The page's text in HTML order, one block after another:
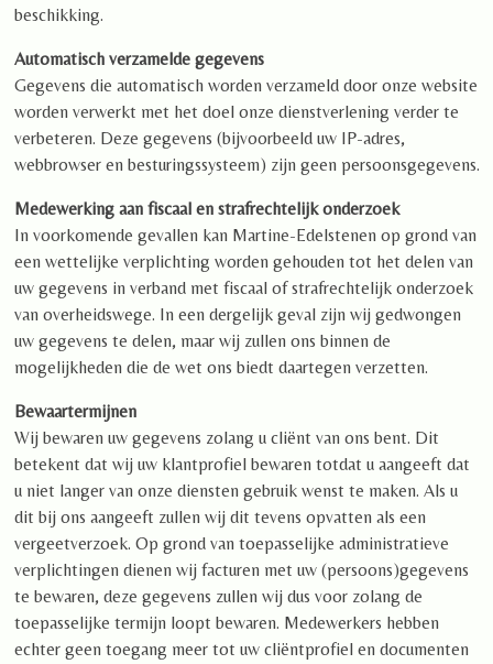
beschikking.
Automatisch verzamelde gegevens
Gegevens die automatisch worden verzameld door onze website
worden verwerkt met het doel onze dienstverlening verder te
verbeteren. Deze gegevens (bijvoorbeeld uw IP-adres,
webbrowser en besturingssysteem) zijn geen persoonsgegevens.
Medewerking aan fiscaal en strafrechtelijk onderzoek
In voorkomende gevallen kan Martine-Edelstenen op grond van
een wettelijke verplichting worden gehouden tot het delen van
uw gegevens in verband met fiscaal of strafrechtelijk onderzoek
van overheidswege. In een dergelijk geval zijn wij gedwongen
uw gegevens te delen, maar wij zullen ons binnen de
mogelijkheden die de wet ons biedt daartegen verzetten.
Bewaartermijnen
Wij bewaren uw gegevens zolang u cliënt van ons bent. Dit
betekent dat wij uw klantprofiel bewaren totdat u aangeeft dat
u niet langer van onze diensten gebruik wenst te maken. Als u
dit bij ons aangeeft zullen wij dit tevens opvatten als een
vergeetverzoek. Op grond van toepasselijke administratieve
verplichtingen dienen wij facturen met uw (persoons)gegevens
te bewaren, deze gegevens zullen wij dus voor zolang de
toepasselijke termijn loopt bewaren. Medewerkers hebben
echter geen toegang meer tot uw cliëntprofiel en documenten